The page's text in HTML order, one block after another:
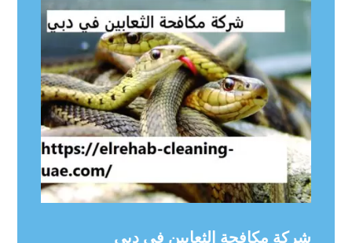
شركة مكافحة الثعابين في دبي